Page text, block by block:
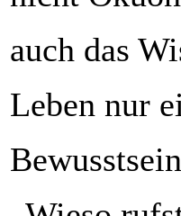
auch das
Leben nur